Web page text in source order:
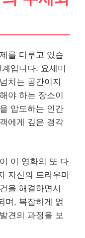
를 다루고 있습
입니다. 요세미
치는 공간이지
야 하는 장소이
압도하는 인간
에게 깊은 경각
이 영화의 또 다
자신의 트라우마
을 해결하면서
며, 복잡하게 얽
견의 과정을 보